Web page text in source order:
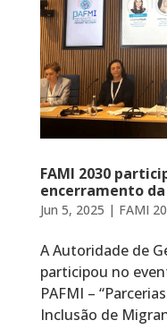
FAMI 2030
encerramento
Jun 5, 2025 | FAMI
A Autoridade de
participou no
PAFMI –
Inclusão de